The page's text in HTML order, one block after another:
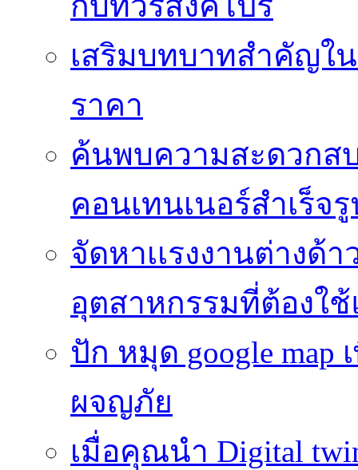
เสริมบทบาทสำคัญใ
ราคา
ค้นพบความสะดวกส
คอนเทนเนอร์สำเร็จ
จัดหาเเรงงานต่างด้
อุตสาหกรรมที่ต้องใช้
ปัก หมุด google map
ผจญภัย
เมื่อคุณนำ Digital